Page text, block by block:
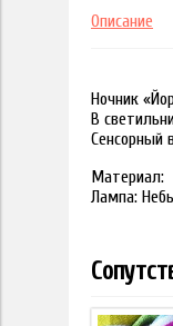
Описание
Ночник
В
Сенсорный
Материал:
Лампа: